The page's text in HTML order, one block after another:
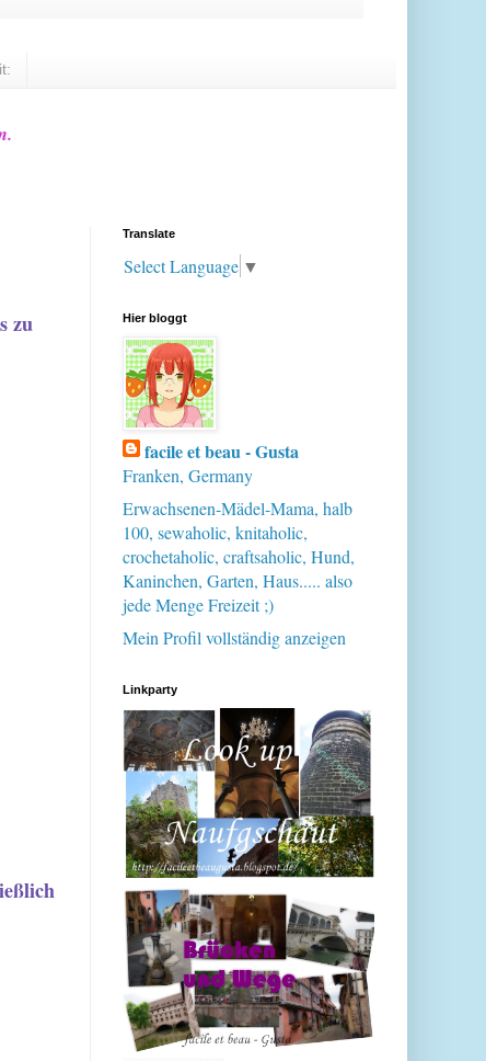
zu
Translate
Select Language ▼
Hier bloggt
facile et beau - Gusta
Franken, Germany
Erwachsenen-Mädel-Mama, halb
100, sewaholic, knitaholic,
crochetaholic, craftsaholic, Hund,
Kaninchen, Garten, Haus..... also
jede Menge Freizeit ;)
Mein Profil vollständig anzeigen
Linkparty